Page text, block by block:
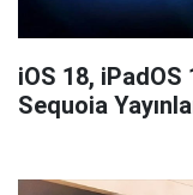
iOS 18,
Sequoia